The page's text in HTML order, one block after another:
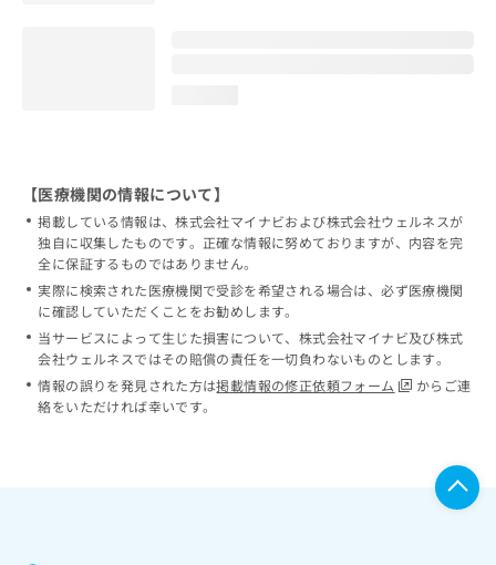
【医療機関の情報について】
掲載している情報は、株式会社マイナビおよび株式会社ウェルネスが
独自に収集したものです。正確な情報に努めておりますが、内容を完
全に保証するものではありません。
実際に検索された医療機関で受診を希望される場合は、必ず医療機関
に確認していただくことをお勧めします。
当サービスによって生じた損害について、株式会社マイナビ及び株式
会社ウェルネスではその賠償の責任を一切負わないものとします。
情報の誤りを発見された方は掲載情報の修正依頼フォーム
からご連
絡をいただければ幸いです。